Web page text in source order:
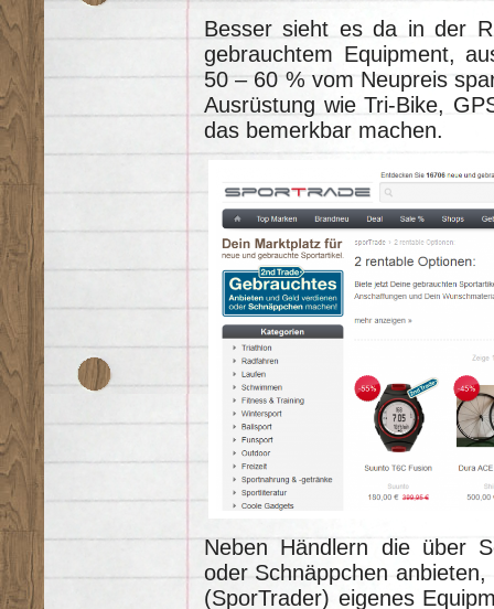
Besser sieht es da in der
gebrauchtem Equipment,
50 – 60 % vom Neupreis
Ausrüstung wie Tri-Bike,
das bemerkbar machen.
Neben Händlern die über
oder Schnäppchen
(SporTrader) eigenes